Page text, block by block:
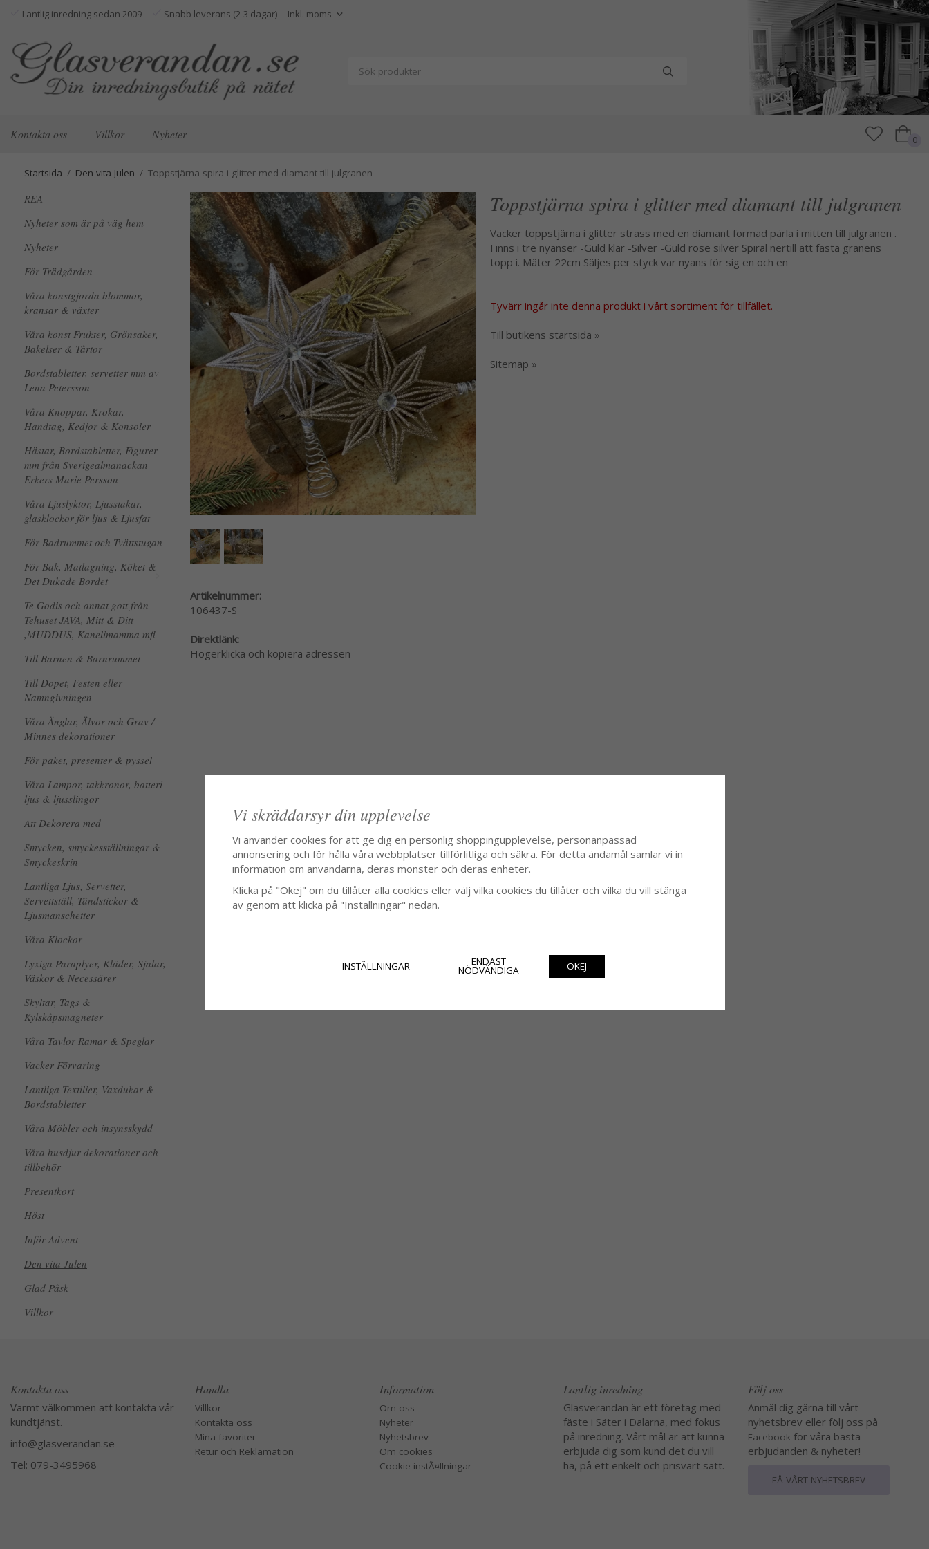
Lantlig inredning sedan 2009 Snabb leverans (2-3 dagar)
Kontakta oss Villkor Nyheter 0
Startsida / Den vita Julen / Toppstjärna spira i glitter med diamant till julgranen
REA
Nyheter som är på väg hem
Nyheter
För Trädgården
Våra konstgjorda blommor,
kransar & växter
Våra konst Frukter, Grönsaker,
Bakelser & Tårtor
Bordstabletter, servetter mm av
Lena Petersson
Våra Knoppar, Krokar,
Handtag, Kedjor & Konsoler
Hästar, Bordstabletter, Figurer
mm från Sverigealmanackan
Erkers Marie Persson
Våra Ljuslyktor, Ljusstakar,
glasklockor för ljus & Ljusfat
För Badrummet och Tvättstugan
För Bak, Matlagning, Köket &
Det Dukade Bordet
Te Godis och annat gott från
Tehuset JAVA, Mitt & Ditt
,MUDDUS, Kanelimamma mfl
Till Barnen & Barnrummet
Till Dopet, Festen eller
Namngivningen
Våra Änglar, Älvor och Grav /
Minnes dekorationer
För paket, presenter & pyssel
Våra Lampor, takkronor, batteri
ljus & ljusslingor
Att Dekorera med
Smycken, smyckesställningar &
Smyckeskrin
Lantliga Ljus, Servetter,
Servettställ, Tändstickor &
Ljusmanschetter
Våra Klockor
Lyxiga Paraplyer, Kläder, Sjalar,
Väskor & Necessärer
Skyltar, Tags &
Kylskåpsmagneter
Våra Tavlor Ramar & Speglar
Vacker Förvaring
Lantliga Textilier, Vaxdukar &
Bordstabletter
Våra Möbler och insynsskydd
Våra husdjur dekorationer och
tillbehör
Presentkort
Höst
Inför Advent
Den vita Julen
Glad Påsk
Villkor
Toppstjärna spira i glitter med diamant till julgranen
Vacker toppstjärna i glitter strass med en diamant formad pärla i mitten till julgranen .
Finns i tre nyanser -Guld klar -Silver -Guld rose silver Spiral nertill att fästa granens
topp i. Mäter 22cm Säljes per styck var nyans för sig en och en
Tyvärr ingår inte denna produkt i vårt sortiment för tillfället.
Till butikens startsida »
Sitemap »
Artikelnummer:
106437-S
Direktlänk:
Högerklicka och kopiera adressen
Kontakta oss
Varmt välkommen att kontakta vår
kundtjänst.
info@glasverandan.se
Tel: 079-3495968
Handla
Villkor
Kontakta oss
Mina favoriter
Retur och Reklamation
Information
Om oss
Nyheter
Nyhetsbrev
Om cookies
Cookie instÃ¤llningar
Lantlig inredning
Glasverandan är ett företag med
fäste i Säter i Dalarna, med fokus
på inredning. Vårt mål är att kunna
erbjuda dig som kund det du vill
ha, på ett enkelt och prisvärt sätt.
Följ oss
Anmäl dig gärna till vårt
nyhetsbrev eller följ oss på
Facebook för våra bästa
erbjudanden & nyheter!
FÅ VÅRT NYHETSBREV
Vi skräddarsyr din upplevelse
Vi använder cookies för att ge dig en personlig shoppingupplevelse, personanpassad
annonsering och för hålla våra webbplatser tillförlitliga och säkra. För detta ändamål samlar vi in
information om användarna, deras mönster och deras enheter.
Klicka på "Okej" om du tillåter alla cookies eller välj vilka cookies du tillåter och vilka du vill stänga
av genom att klicka på "Inställningar" nedan.
INSTÄLLNINGAR ENDAST
NÖDVÄNDIGA OKEJ